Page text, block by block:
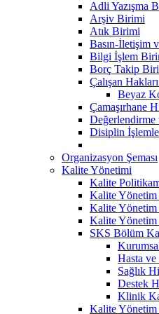
Adli Yazışma
Arşiv Birimi
Atık Birimi
Basın-İletişim
Bilgi İşlem
Borç Takip
Çalışan
Beyaz
Çamaşırhane
Disiplin
Organizasyon Şeması
Kalite Yönetimi
Kalite
Kalite Yönetim
Kalite Yönetim
Kalite Yönetim
SKS Bölüm
Hasta ve
Sağlık
Destek
Klinik
Kalite Yönetim